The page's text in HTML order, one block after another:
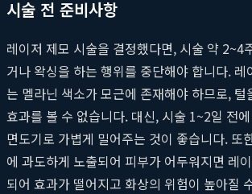
시술 전 준비사항
레이저 제모 시술을 결정했다면, 시술 약 2~4
거나 왁싱을 하는 행위를 중단해야 합니다.
는 멜라닌 색소가 모근에 존재해야 하므로, 털
효과를 볼 수 없습니다. 대신, 시술 1~2일 전
면도기로 가볍게 밀어주는 것이 좋습니다. 또
에 과도하게 노출되어 피부가 어두워지면 레
되어 효과가 떨어지고 화상의 위험이 높아질